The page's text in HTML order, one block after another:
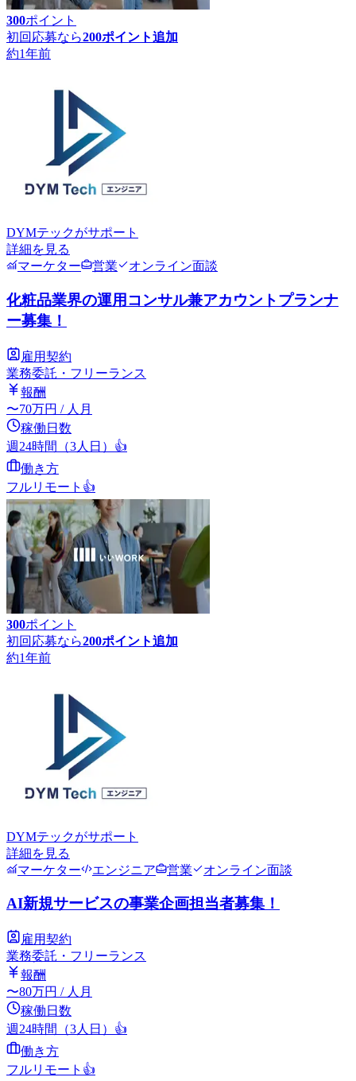
300ポイント
初回応募なら200ポイント追加
約1年前
DYMテックがサポート
詳細を見る
マーケター
営業 オンライン面談
化粧品業界の運用コンサル兼アカウントプランナ
ー募集！
雇用契約
業務委託・フリーランス
報酬
〜70万円 / 人月
稼働日数
週24時間（3人日） 👍
働き方
フルリモート 👍
300ポイント
初回応募なら200ポイント追加
約1年前
DYMテックがサポート
詳細を見る
マーケター
エンジニア 営業 オンライン面談
AI新規サービスの事業企画担当者募集！
雇用契約
業務委託・フリーランス
報酬
〜80万円 / 人月
稼働日数
週24時間（3人日） 👍
働き方
フルリモート 👍